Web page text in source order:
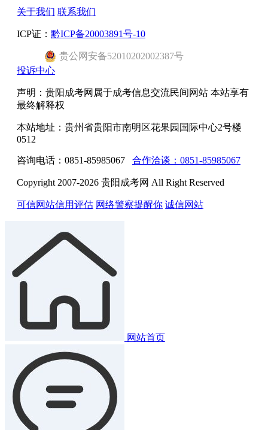
关于我们 联系我们
ICP证： 黔ICP备20003891号-10
贵公网安备52010202002387号
投诉中心
声明：贵阳成考网属于成考信息交流民间网站 本站享有
最终解释权
本站地址：贵州省贵阳市南明区花果园国际中心2号楼
0512
咨询电话：0851-85985067 合作洽谈：0851-85985067
Copyright 2007-2026 贵阳成考网 All Right Reserved
可信网站信用评估 网络警察提醒你 诚信网站
网站首页